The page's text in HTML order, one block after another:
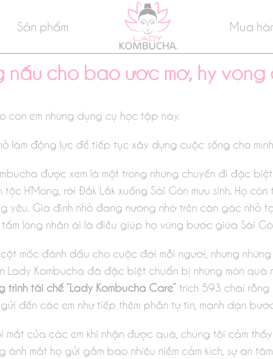
Sản phẩm Mua
nấu cho bao ước mơ, hy
con em những dụng cụ học tập này.
làm động lực để tiếp tục xây dựng cuộc sống cho
được xem là một trong những chuyến đi đặc
H’Mong, rời Đắk Lắk xuống Sài Gòn mưu sinh. Họ
yêu. Gia đình nhỏ đang nương nhờ trên căn gác nhỏ
lòng nhân ái là điều giúp họ vững bước giữa Sài
mốc đánh dấu cho cuộc đời mỗi người, nhưng
Lady Kombucha đã đặc biệt chuẩn bị những món
trình tái chế “Lady Kombucha Care” trích 593 chai
đến các em như tiếp thêm phần tự tin, mạnh dạn
của các em khi nhận được quà, chúng tôi cảm thấy
ánh mắt họ gửi gắm bao nhiêu niềm cảm kích, sự an